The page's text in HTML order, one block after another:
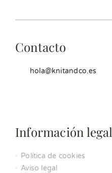
Contacto
hola@knitandco.es
Información legal
Política de cookies
Aviso legal